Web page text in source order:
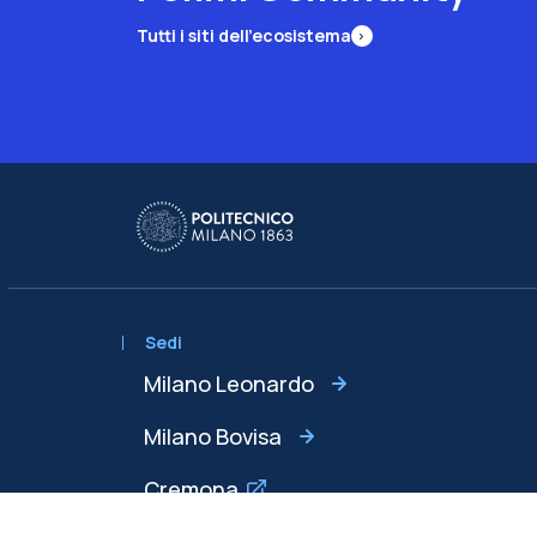
Tutti i siti dell’ecosistema
Sedi
Milano Leonardo
Milano Bovisa
Cremona